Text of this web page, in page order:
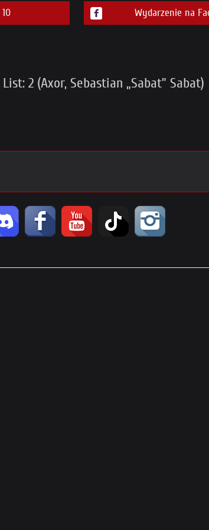
Wydarzenie na
2 (Axor, Sebastian „Sabat” Sabat)